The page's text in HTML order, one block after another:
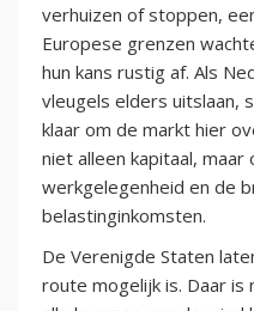
verhuizen of stoppen,
Europese grenzen
hun kans rustig af. Als
vleugels elders uitslaan,
klaar om de markt hier
niet alleen kapitaal, maar
werkgelegenheid en de
belastinginkomsten.
De Verenigde Staten
route mogelijk is. Daar is